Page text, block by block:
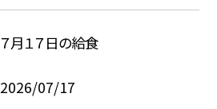
７月１７日の給食
2026/07/17